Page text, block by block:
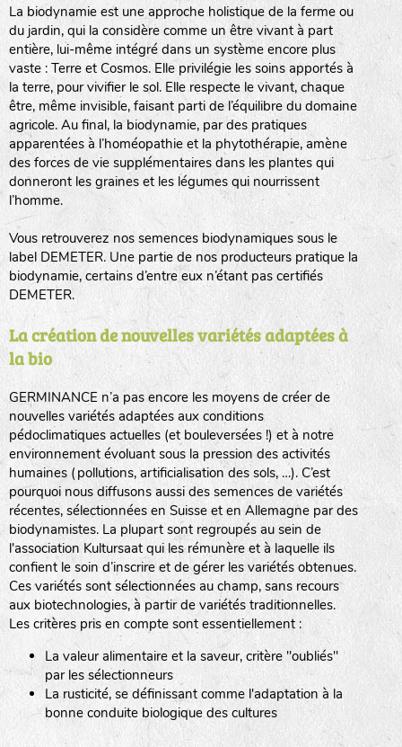
La biodynamie est une approche holistique de la ferme ou
du jardin, qui la considère comme un être vivant à part
entière, lui-même intégré dans un système encore plus
vaste : Terre et Cosmos. Elle privilégie les soins apportés à
la terre, pour vivifier le sol. Elle respecte le vivant, chaque
être, même invisible, faisant parti de l’équilibre du domaine
agricole. Au final, la biodynamie, par des pratiques
apparentées à l’homéopathie et la phytothérapie, amène
des forces de vie supplémentaires dans les plantes qui
donneront les graines et les légumes qui nourrissent
l’homme.
Vous retrouverez nos semences biodynamiques sous le
label DEMETER. Une partie de nos producteurs pratique la
biodynamie, certains d’entre eux n’étant pas certifiés
DEMETER.
La création de nouvelles variétés adaptées à
la bio
GERMINANCE n’a pas encore les moyens de créer de
nouvelles variétés adaptées aux conditions
pédoclimatiques actuelles (et bouleversées !) et à notre
environnement évoluant sous la pression des activités
humaines (pollutions, artificialisation des sols, …). C’est
pourquoi nous diffusons aussi des semences de variétés
récentes, sélectionnées en Suisse et en Allemagne par des
biodynamistes. La plupart sont regroupés au sein de
l'association Kultursaat qui les rémunère et à laquelle ils
confient le soin d’inscrire et de gérer les variétés obtenues.
Ces variétés sont sélectionnées au champ, sans recours
aux biotechnologies, à partir de variétés traditionnelles.
Les critères pris en compte sont essentiellement :
La valeur alimentaire et la saveur, critère "oubliés"
par les sélectionneurs
La rusticité, se définissant comme l'adaptation à la
bonne conduite biologique des cultures
BINGENHEIMER SAATGUT (BGH)
www.bingenheimersaatgut.de
DE BOLSTER (DBO)
www.bolster.nl
GRAINE DEL PAÏS (GDP)
www.grainesdelpais.com
JARDIN EN’VIE (JEV)
LA BOITE A GRAINES (LBAG)
LA RÉFÉRENCE :F BEL20BPA1A (en haut à gauche)
F : Fleurs.
Les autres catégories étant :
: Engrais vert
L: Légumes
A: Aromatiques
BEL : Code de la variété
(Ici Belle de nuit)
20 : Année de récolte(ici 2020)
BPA : Initiales du producteur ou du fournisseur de la
semence.
1 : Numéro d’ordre du lot
A : Sans calibre.
G: Gros
M: Moyen calibre
P: Petit calibre
biodiversité cultivée
Légumes feuilles
Légumes racines
Plantes aromatiques